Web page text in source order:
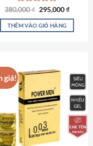
Được xếp
hạng5.00
5 sao
380,000₫ Giá
là:
380,000 ₫.
295,000₫Giá
tại
THÊM VÀO GIỎ HÀNG
giá!